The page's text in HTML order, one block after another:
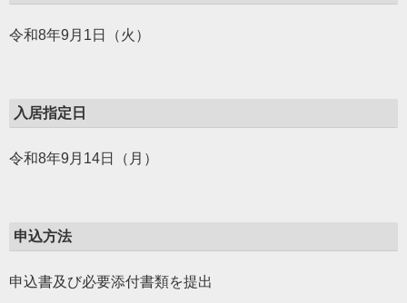
令和8年9月1日（火）
入居指定日
令和8年9月14日（月）
申込方法
申込書及び必要添付書類を提出